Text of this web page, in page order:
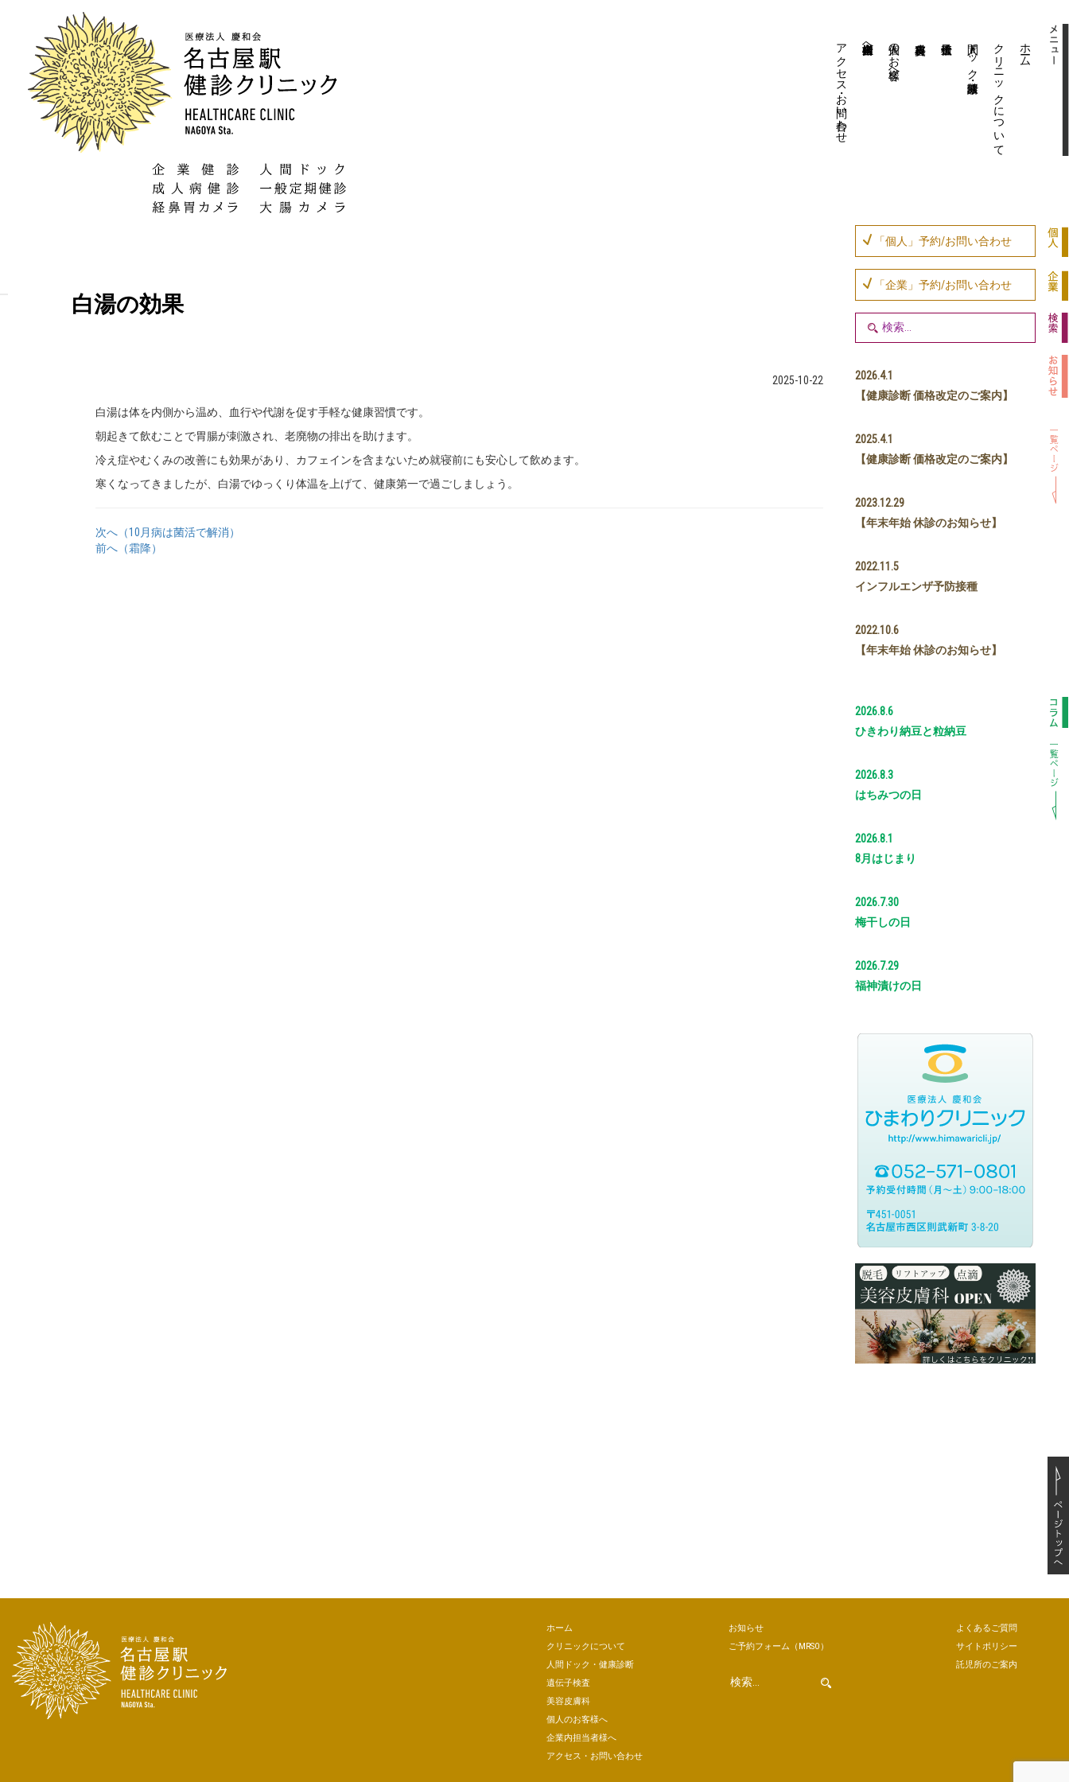
アクセス・お問い合わせ 企業内担当者様へ 個人のお客様へ 人間ドック・健康診断 クリニックについて ホーム
白湯の効果
2025-10-22
白湯は体を内側から温め、血行や代謝を促す手軽な健康習慣です。
朝起きて飲むことで胃腸が刺激され、老廃物の排出を助けます。
冷え症やむくみの改善にも効果があり、カフェインを含まないため就寝前にも安心して飲めます。
寒くなってきましたが、白湯でゆっくり体温を上げて、健康第一で過ごしましょう。
次へ（10月病は菌活で解消）
前へ（霜降）
「個人」予約/お問い合わせ
「企業」予約/お問い合わせ
2026.4.1
【健康診断 価格改定のご案内】
2025.4.1
【健康診断 価格改定のご案内】
2023.12.29
【年末年始 休診のお知らせ】
2022.11.5
インフルエンザ予防接種
2022.10.6
【年末年始 休診のお知らせ】
2026.8.6
ひきわり納豆と粒納豆
2026.8.3
はちみつの日
2026.8.1
8月はじまり
2026.7.30
梅干しの日
2026.7.29
福神漬けの日
ホーム
クリニックについて
人間ドック・健康診断
遺伝子検査
美容皮膚科
個人のお客様へ
企業内担当者様へ
アクセス・お問い合わせ
お知らせ
ご予約フォーム （MRSO）
よくあるご質問
サイトポリシー
託児所のご案内